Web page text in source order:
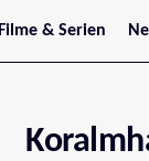
Filme & Serien
Trailer
Serienarchiv